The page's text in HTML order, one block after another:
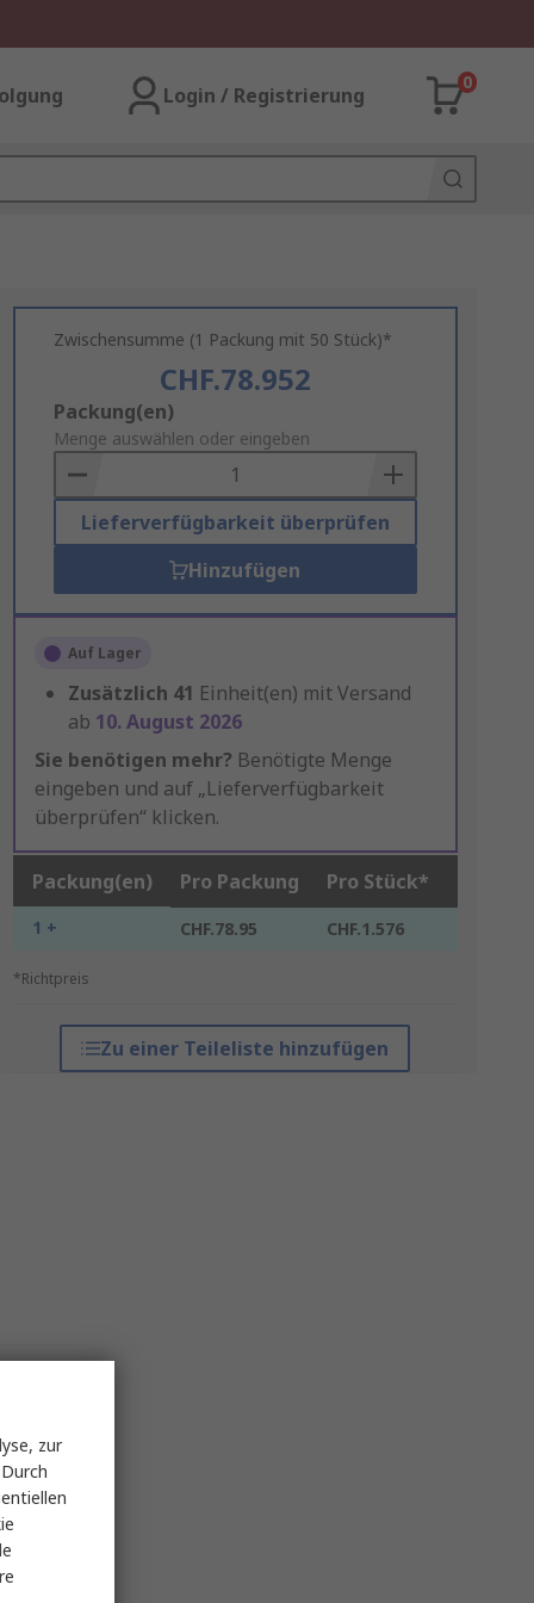
Login / Registrierung
0
Zwischensumme (1 Packung mit 50 Stück)*
CHF.78.952
Add
to
Basket
Packung(en)
Menge auswählen oder eingeben
Lieferverfügbarkeit überprüfen
Hinzufügen
Auf Lager
Zusätzlich 41 Einheit(en) mit Versand
ab 10. August 2026
Sie benötigen mehr? Benötigte Menge
eingeben und auf „Lieferverfügbarkeit
überprüfen“ klicken.
Packung(en) Pro Packung Pro Stück*
1 + CHF.78.95 CHF.1.576
*Richtpreis
Zu einer Teileliste hinzufügen
zur